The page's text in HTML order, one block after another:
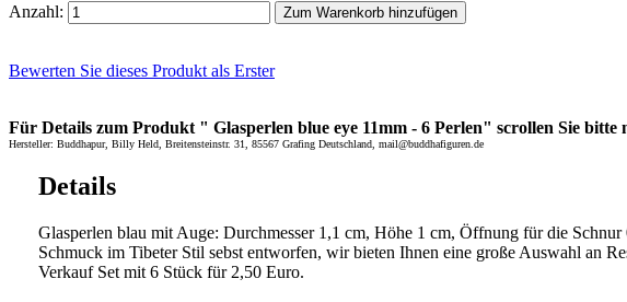
Anzahl: Zum Warenkorb hinzufügen
Bewerten Sie dieses Produkt als Erster
Für Details zum Produkt " Glasperlen blue eye 11mm - 6 Perlen" scrollen Sie bitte
Hersteller: Buddhapur, Billy Held, Breitensteinstr. 31, 85567 Grafing Deutschland, mail@buddhafiguren.de
Details
Glasperlen blau mit Auge: Durchmesser 1,1 cm, Höhe 1 cm, Öffnung für die
Schmuck im Tibeter Stil sebst entworfen, wir bieten Ihnen eine große Auswahl an
Verkauf Set mit 6 Stück für 2,50 Euro.